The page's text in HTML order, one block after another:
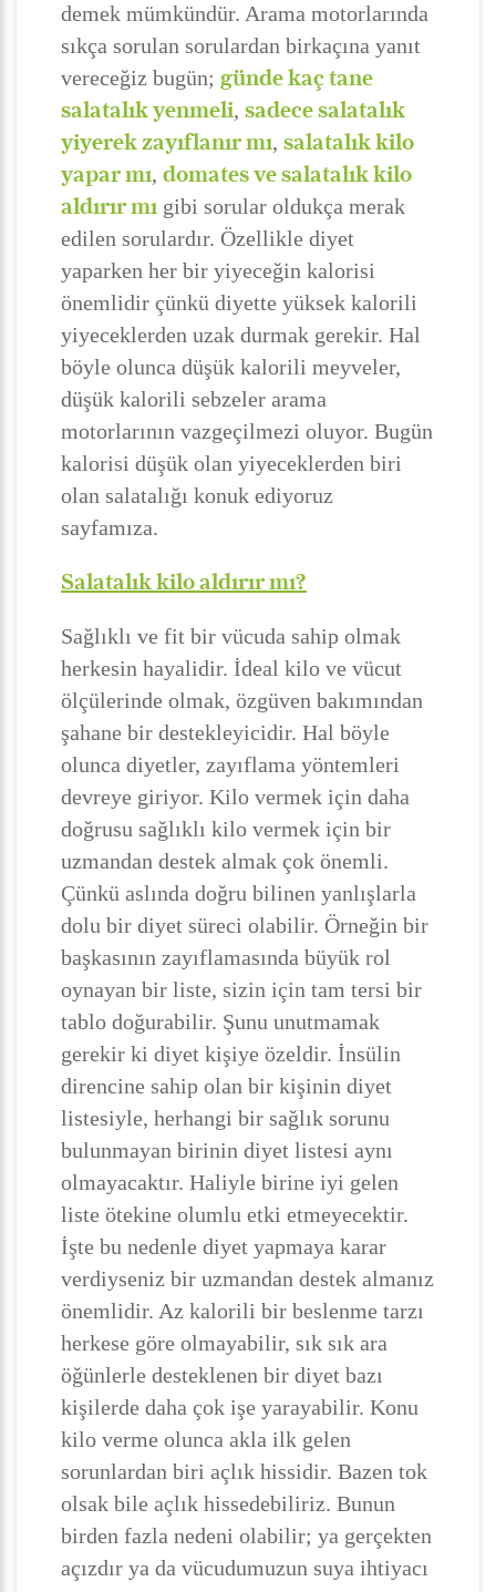
demek mümkündür. Arama motorlarında
sıkça sorulan sorulardan birkaçına yanıt
vereceğiz bugün; günde kaç tane
salatalık yenmeli, sadece salatalık
yiyerek zayıflanır mı, salatalık kilo
yapar mı, domates ve salatalık kilo
aldırır mı gibi sorular oldukça merak
edilen sorulardır. Özellikle diyet
yaparken her bir yiyeceğin kalorisi
önemlidir çünkü diyette yüksek kalorili
yiyeceklerden uzak durmak gerekir. Hal
böyle olunca düşük kalorili meyveler,
düşük kalorili sebzeler arama
motorlarının vazgeçilmezi oluyor. Bugün
kalorisi düşük olan yiyeceklerden biri
olan salatalığı konuk ediyoruz
sayfamıza.
Salatalık kilo aldırır mı?
Sağlıklı ve fit bir vücuda sahip olmak
herkesin hayalidir. İdeal kilo ve vücut
ölçülerinde olmak, özgüven bakımından
şahane bir destekleyicidir. Hal böyle
olunca diyetler, zayıflama yöntemleri
devreye giriyor. Kilo vermek için daha
doğrusu sağlıklı kilo vermek için bir
uzmandan destek almak çok önemli.
Çünkü aslında doğru bilinen yanlışlarla
dolu bir diyet süreci olabilir. Örneğin bir
başkasının zayıflamasında büyük rol
oynayan bir liste, sizin için tam tersi bir
tablo doğurabilir. Şunu unutmamak
gerekir ki diyet kişiye özeldir. İnsülin
direncine sahip olan bir kişinin diyet
listesiyle, herhangi bir sağlık sorunu
bulunmayan birinin diyet listesi aynı
olmayacaktır. Haliyle birine iyi gelen
liste ötekine olumlu etki etmeyecektir.
İşte bu nedenle diyet yapmaya karar
verdiyseniz bir uzmandan destek almanız
önemlidir. Az kalorili bir beslenme tarzı
herkese göre olmayabilir, sık sık ara
öğünlerle desteklenen bir diyet bazı
kişilerde daha çok işe yarayabilir. Konu
kilo verme olunca akla ilk gelen
sorunlardan biri açlık hissidir. Bazen tok
olsak bile açlık hissedebiliriz. Bunun
birden fazla nedeni olabilir; ya gerçekten
açızdır ya da vücudumuzun suya ihtiyacı